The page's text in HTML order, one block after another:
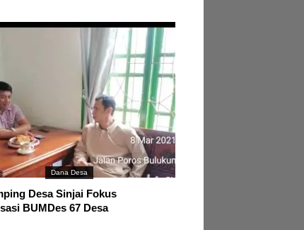
Dana Desa
Desa Sinjai Fokus
BUMDes 67 Desa